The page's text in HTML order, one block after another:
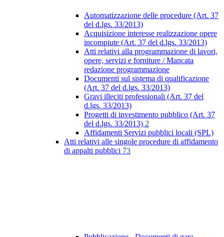
Automatizzazione delle procedure (Art. 37
del d.lgs. 33/2013)
Acquisizione interesse realizzazione opere
incompiute (Art. 37 del d.lgs. 33/2013)
Atti relativi alla programmazione di lavori,
opere, servizi e forniture / Mancata
redazione programmazione
Documenti sul sistema di qualificazione
(Art. 37 del d.lgs. 33/2013)
Gravi illeciti professionali (Art. 37 del
d.lgs. 33/2013)
Progetti di investimento pubblico (Art. 37
del d.lgs. 33/2013) 2
Affidamenti Servizi pubblici locali (SPL)
Atti relativi alle singole procedure di affidamento
di appalti pubblici 73